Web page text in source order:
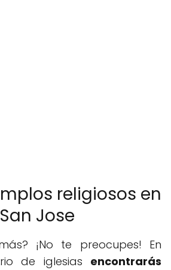
religiosos en
San Jose
¡No te preocupes! En
de iglesias encontrarás